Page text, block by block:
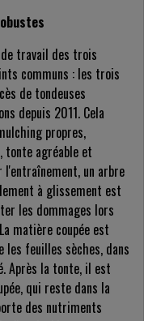
travail des trois
communs : les trois
de tondeuses
depuis 2011. Cela
propres,
tonte agréable et
un arbre
à glissement est
les dommages lors
matière coupée est
les feuilles sèches, dans
Après la tonte, il est
qui reste dans la
des nutriments